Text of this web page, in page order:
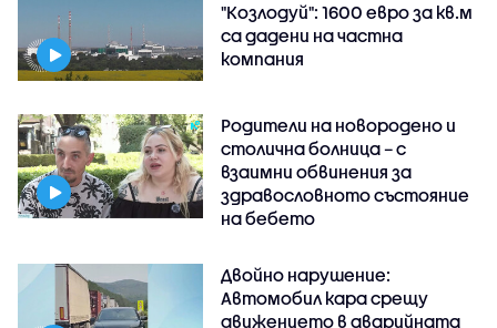
"Козлодуй": 1600 евро за кв.м
са дадени на частна
компания
Родители на новородено и
столична болница – с
взаимни обвинения за
здравословното състояние
на бебето
Двойно нарушение:
Автомобил кара срещу
движението в аварийната